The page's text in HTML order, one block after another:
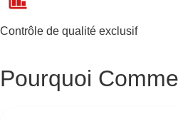
Contrôle de qualité exclusif
Pourquoi